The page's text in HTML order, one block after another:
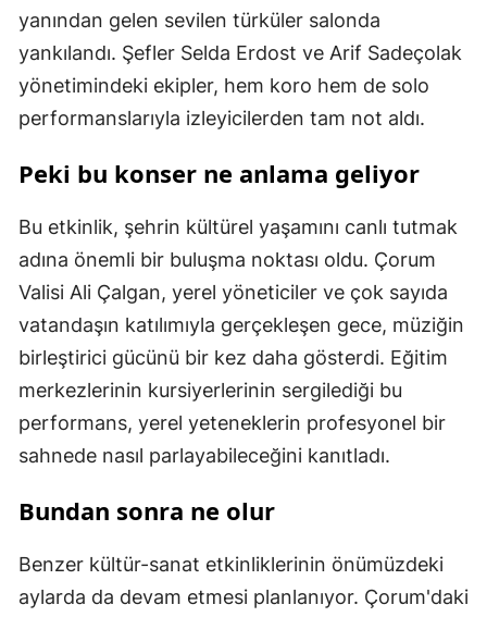
yanından gelen sevilen türküler salonda
yankılandı. Şefler Selda Erdost ve Arif Sadeçolak
yönetimindeki ekipler, hem koro hem de solo
performanslarıyla izleyicilerden tam not aldı.
Peki bu konser ne anlama geliyor
Bu etkinlik, şehrin kültürel yaşamını canlı tutmak
adına önemli bir buluşma noktası oldu. Çorum
Valisi Ali Çalgan, yerel yöneticiler ve çok sayıda
vatandaşın katılımıyla gerçekleşen gece, müziğin
birleştirici gücünü bir kez daha gösterdi. Eğitim
merkezlerinin kursiyerlerinin sergilediği bu
performans, yerel yeteneklerin profesyonel bir
sahnede nasıl parlayabileceğini kanıtladı.
Bundan sonra ne olur
Benzer kültür-sanat etkinliklerinin önümüzdeki
aylarda da devam etmesi planlanıyor. Çorum'daki